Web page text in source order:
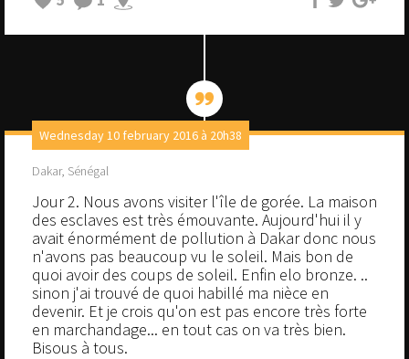
Wednesday 10 february 2016 à 20h38
Dakar, Sénégal
Jour 2. Nous avons visiter l'île de gorée. La maison
des esclaves est très émouvante. Aujourd'hui il y
avait énormément de pollution à Dakar donc nous
n'avons pas beaucoup vu le soleil. Mais bon de
quoi avoir des coups de soleil. Enfin elo bronze. ..
sinon j'ai trouvé de quoi habillé ma nièce en
devenir. Et je crois qu'on est pas encore très forte
en marchandage... en tout cas on va très bien.
Bisous à tous.